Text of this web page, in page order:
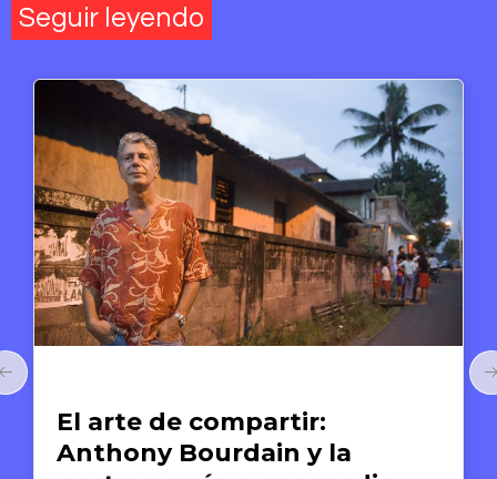
Seguir leyendo
El arte de compartir:
Anthony Bourdain y la